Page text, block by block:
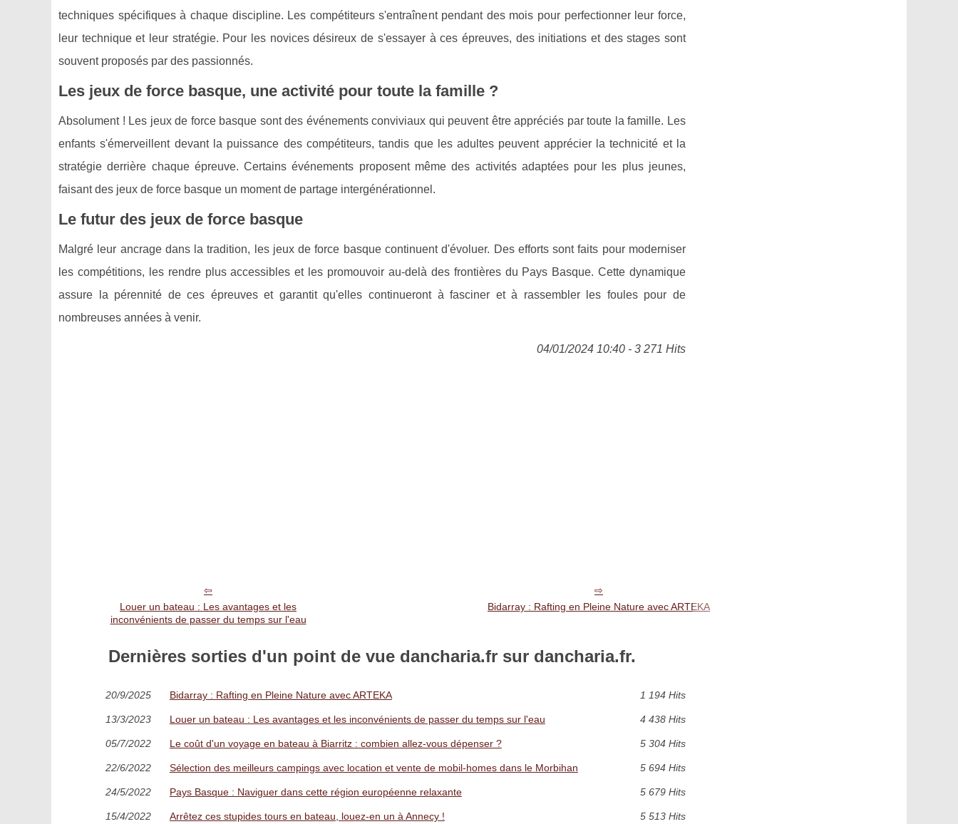
techniques spécifiques à chaque discipline. Les compétiteurs s'entraînent pendant des mois pour perfectionner leur force,
leur technique et leur stratégie. Pour les novices désireux de s'essayer à ces épreuves, des initiations et des stages sont
souvent proposés par des passionnés.
Les jeux de force basque, une activité pour toute la famille ?
Absolument ! Les jeux de force basque sont des événements conviviaux qui peuvent être appréciés par toute la famille. Les
enfants s'émerveillent devant la puissance des compétiteurs, tandis que les adultes peuvent apprécier la technicité et la
stratégie derrière chaque épreuve. Certains événements proposent même des activités adaptées pour les plus jeunes,
faisant des jeux de force basque un moment de partage intergénérationnel.
Le futur des jeux de force basque
Malgré leur ancrage dans la tradition, les jeux de force basque continuent d'évoluer. Des efforts sont faits pour moderniser
les compétitions, les rendre plus accessibles et les promouvoir au-delà des frontières du Pays Basque. Cette dynamique
assure la pérennité de ces épreuves et garantit qu'elles continueront à fasciner et à rassembler les foules pour de
nombreuses années à venir.
04/01/2024 10:40 - 3 271 Hits
Louer un bateau : Les avantages et les
inconvénients de passer du temps sur l'eau
Bidarray : Rafting en Pleine Nature avec ARTEKA
Dernières sorties d'un point de vue dancharia.fr sur dancharia.fr.
20/9/2025 Bidarray : Rafting en Pleine Nature avec ARTEKA 1 194 Hits
13/3/2023 Louer un bateau : Les avantages et les inconvénients de passer du temps sur l'eau 4 438 Hits
05/7/2022 Le coût d'un voyage en bateau à Biarritz : combien allez-vous dépenser ? 5 304 Hits
22/6/2022 Sélection des meilleurs campings avec location et vente de mobil-homes dans le Morbihan 5 694 Hits
24/5/2022 Pays Basque : Naviguer dans cette région européenne relaxante 5 679 Hits
15/4/2022 Arrêtez ces stupides tours en bateau, louez-en un à Annecy ! 5 513 Hits